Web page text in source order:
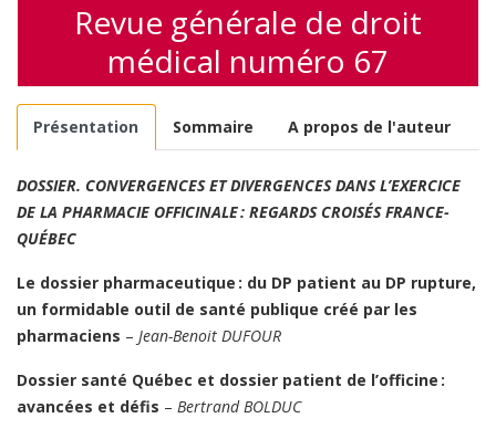
Revue générale de droit
médical numéro 67
Présentation Sommaire A propos de l'auteur
DOSSIER. CONVERGENCES ET DIVERGENCES DANS L’EXERCICE
DE LA PHARMACIE OFFICINALE : REGARDS CROISÉS FRANCE-
QUÉBEC
Le dossier pharmaceutique : du DP patient au DP rupture,
un formidable outil de santé publique créé par les
pharmaciens – Jean-Benoit DUFOUR
Dossier santé Québec et dossier patient de l’officine :
avancées et défis – Bertrand BOLDUC